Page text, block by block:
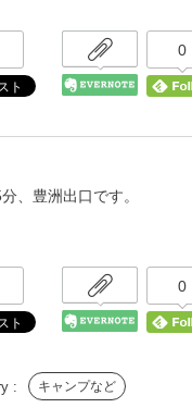
0
、豊洲出口です。
0
キャンプなど